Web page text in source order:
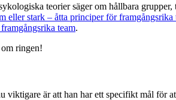
teorier säger om hållbara
eller stark – åtta principer för framgångsrika
team.
ringen!
är att han har ett specifikt mål för